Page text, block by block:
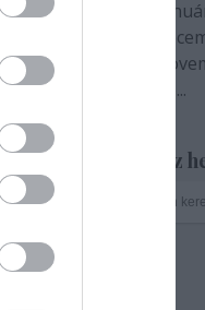
(Ny.
2020
2019
2019
...
Szinház